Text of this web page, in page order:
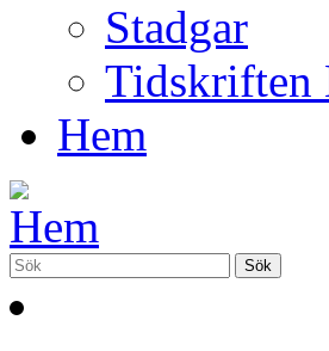
Stadgar
Tidskriften
Hem